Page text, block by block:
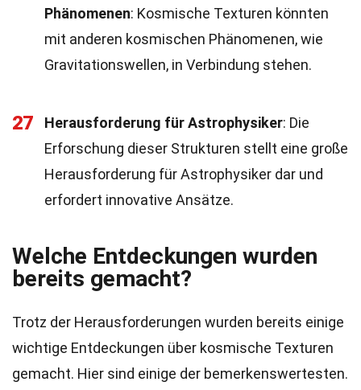
Phänomenen: Kosmische Texturen könnten
mit anderen kosmischen Phänomenen, wie
Gravitationswellen, in Verbindung stehen.
27 Herausforderung für Astrophysiker: Die
Erforschung dieser Strukturen stellt eine große
Herausforderung für Astrophysiker dar und
erfordert innovative Ansätze.
Welche Entdeckungen wurden
bereits gemacht?
Trotz der Herausforderungen wurden bereits einige
wichtige Entdeckungen über kosmische Texturen
gemacht. Hier sind einige der bemerkenswertesten.